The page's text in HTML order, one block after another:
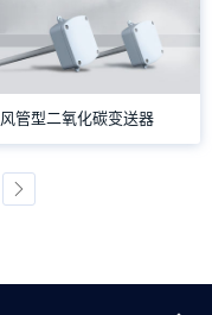
风管型二氧化碳变送器